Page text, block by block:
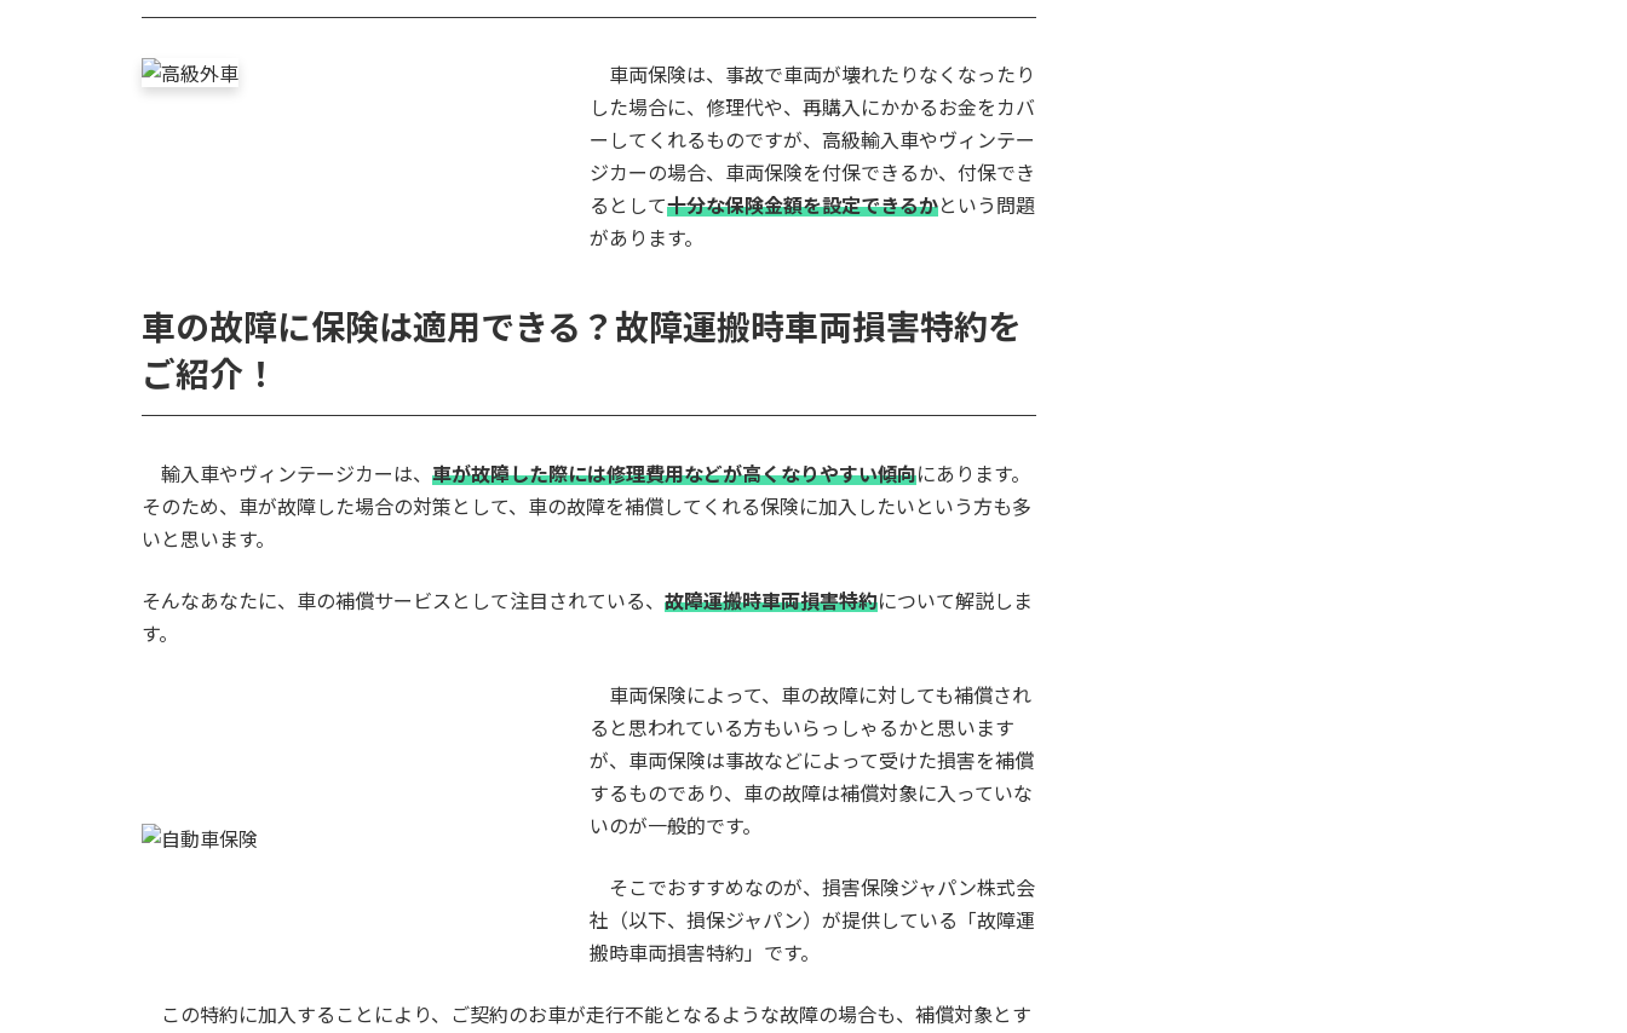
車両保険は、事故で車両が壊れたりなくなったり
した場合に、修理代や、再購入にかかるお金をカバ
ーしてくれるものですが、高級輸入車やヴィンテー
ジカーの場合、車両保険を付保できるか、付保でき
るとして十分な保険金額を設定できるかという問題
があります。
車の故障に保険は適用できる？故障運搬時車両損害特約を
ご紹介！
輸入車やヴィンテージカーは、 車が故障した際には修理費用などが高くなりやすい傾向にあります。
そのため、車が故障した場合の対策として、車の故障を補償してくれる保険に加入したいという方も多
いと思います。
そんなあなたに、車の補償サービスとして注目されている、 故障運搬時車両損害特約について解説しま
す。
車両保険によって、車の故障に対しても補償され
ると思われている方もいらっしゃるかと思います
が、車両保険は事故などによって受けた損害を補償
するものであり、車の故障は補償対象に入っていな
いのが一般的です。
そこでおすすめなのが、損害保険ジャパン株式会
社（以下、損保ジャパン）が提供している「故障運
搬時車両損害特約」です。
この特約に加入することにより、ご契約のお車が走行不能となるような故障の場合も、補償対象とす